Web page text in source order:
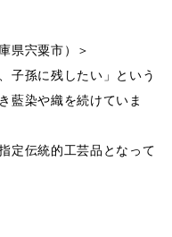
県宍粟市）＞
子孫に残したい」という
藍染や織を続けていま
定伝統的工芸品となって